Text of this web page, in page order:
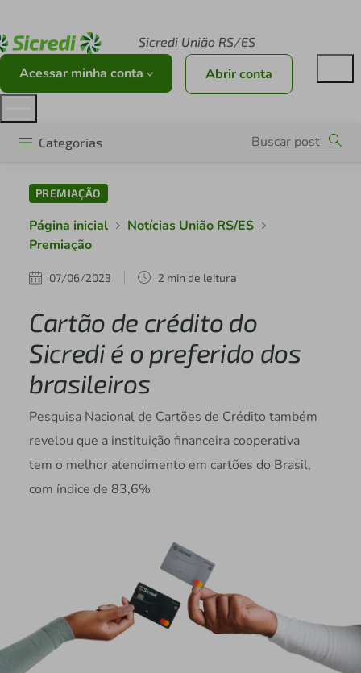
Sicredi União RS/ES
Acessar minha conta Abrir conta
Categorias
PREMIAÇÃO
Página inicial
Notícias União RS/ES
Premiação
07/06/2023 2 min de leitura
Cartão de crédito do
Sicredi é o preferido dos
brasileiros
Pesquisa Nacional de Cartões de Crédito também
revelou que a instituição financeira cooperativa
tem o melhor atendimento em cartões do Brasil,
com índice de 83,6%